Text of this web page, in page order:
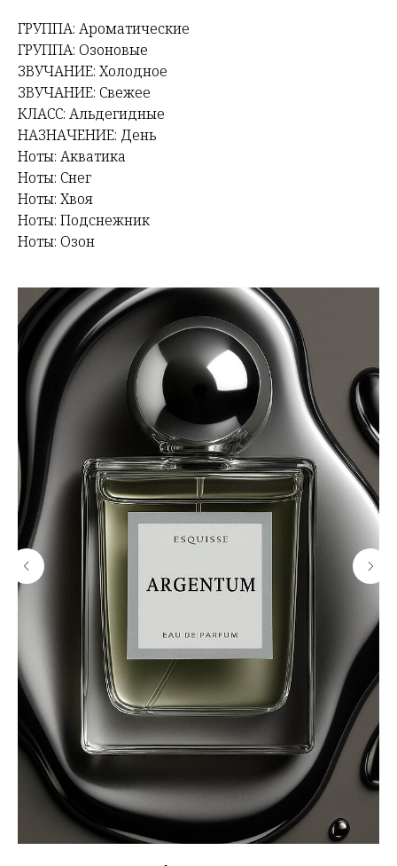
ГРУППА: Ароматические
ГРУППА: Озоновые
ЗВУЧАНИЕ: Холодное
ЗВУЧАНИЕ: Свежее
КЛАСС: Альдегидные
НАЗНАЧЕНИЕ: День
Ноты: Акватика
Ноты: Снег
Ноты: Хвоя
Ноты: Подснежник
Ноты: Озон